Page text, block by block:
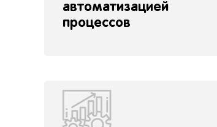
автоматизацией
процессов